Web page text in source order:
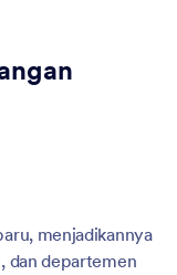
menjadikannya
dan departemen